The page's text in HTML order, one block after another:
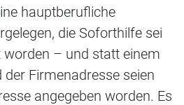
hauptberufliche
die Soforthilfe sei
– und statt einem
Firmenadresse seien
angegeben worden. Es